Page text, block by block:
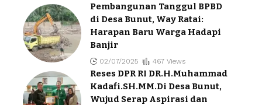
Pembangunan Tanggul BPBD
di Desa Bunut, Way Ratai:
Harapan Baru Warga Hadapi
Banjir
02/07/2025 467 Views
Reses DPR RI DR.H.Muhammad
Kadafi.SH.MM.Di Desa Bunut,
Wujud Serap Aspirasi dan